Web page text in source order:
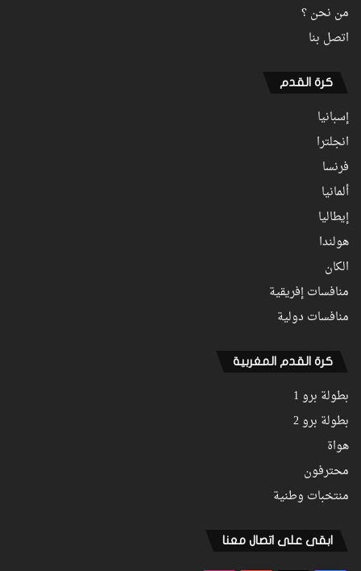
من نحن ؟
اتصل بنا
كرة القدم
إسبانيا
انجلترا
فرنسا
ألمانيا
إيطاليا
هولندا
الكان
منافسات إفريقية
منافسات دولية
كرة القدم المغربية
بطولة برو 1
بطولة برو 2
هواة
محترفون
منتخبات وطنية
ابقى على اتصال معنا